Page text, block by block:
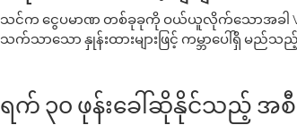
သင်က ငွေပမာဏ တစ်ခုခုကို ဝယ်ယူလိုက်သောအခါ
သက်သာသော နှုန်းထားများဖြင့် ကမ္ဘာပေါ်ရှိ မည်
ရက် ၃၀ ဖုန်းခေါ်ဆိုနိုင်သည့် အစီ